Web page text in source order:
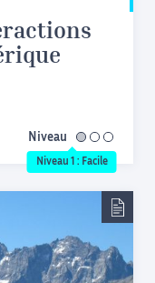
Niveau facile
Niveau 1 : Facile